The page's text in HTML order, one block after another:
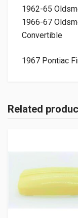
1962-65
1966-67
Convertible
1967 Pontiac
Related